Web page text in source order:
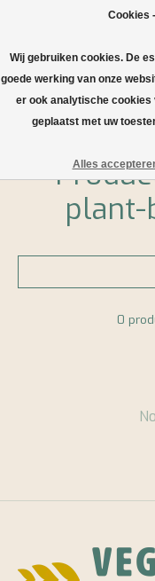
Home / Tags / plant-
plant-
0
Cookies
Wij gebruiken cookies. De
goede werking van onze
er ook analytische cookies
geplaatst met uw
Alles